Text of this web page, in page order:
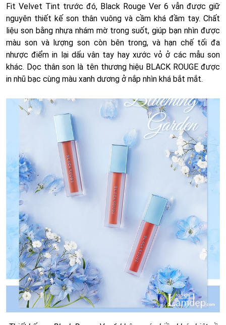
Fit Velvet Tint trước đó, Black Rouge Ver 6 vẫn được giữ
nguyên thiết kế son thân vuông và cầm khá đầm tay. Chất
liệu son bằng nhựa nhám mờ trong suốt, giúp bạn nhìn được
màu son và lượng son còn bên trong, và hạn chế tối đa
nhược điểm in lại dấu vân tay hay xước vỏ ở các mẫu son
khác. Dọc thân son là tên thương hiệu BLACK ROUGE được
in nhũ bạc cùng màu xanh dương ở nắp nhìn khá bắt mắt.